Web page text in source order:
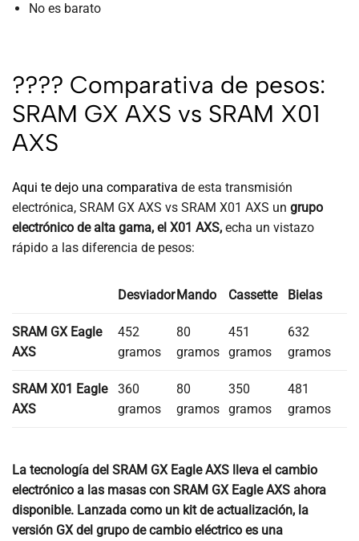
No es barato
???? Comparativa de pesos:
SRAM GX AXS vs SRAM X01
AXS
Aqui te dejo una comparativa de esta transmisión
electrónica, SRAM GX AXS vs SRAM X01 AXS un grupo
electrónico de alta gama, el X01 AXS, echa un vistazo
rápido a las diferencia de pesos:
Desviador Mando Cassette Bielas
SRAM GX Eagle
AXS
452
gramos
80
gramos
451
gramos
632
gramos
SRAM X01 Eagle
AXS
360
gramos
80
gramos
350
gramos
481
gramos
La tecnología del SRAM GX Eagle AXS lleva el cambio
electrónico a las masas con SRAM GX Eagle AXS ahora
disponible. Lanzada como un kit de actualización, la
versión GX del grupo de cambio eléctrico es una